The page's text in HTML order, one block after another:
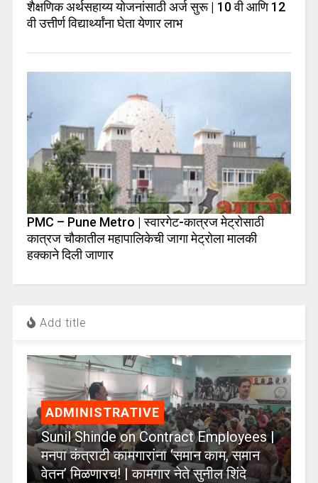
शैक्षणिक अर्थसहाय्य योजनांसाठी अर्ज सुरू | 10 वी आणि 12
वी उत्तीर्ण विद्यार्थ्यांना घेता येणार लाभ
PMC – Pune Metro | स्वारगेट-कात्रज मेट्रोसाठी
कात्रज चौकातील महापालिकेची जागा मेट्रोला मालकी
हक्काने दिली जाणार
Add title
ADMINISTRATIVE
Sunil Shinde on Contract Employees |
मनपा कंत्राटी कामगारांना ‘समान काम, समान
वेतन’ मिळणारच! | कामगार नेते सुनील शिंदे